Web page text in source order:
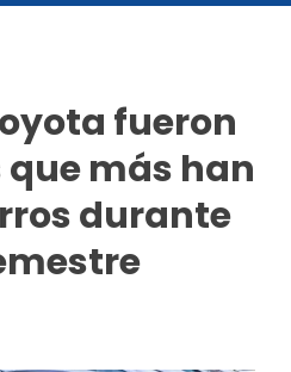
fueron
más han
durante